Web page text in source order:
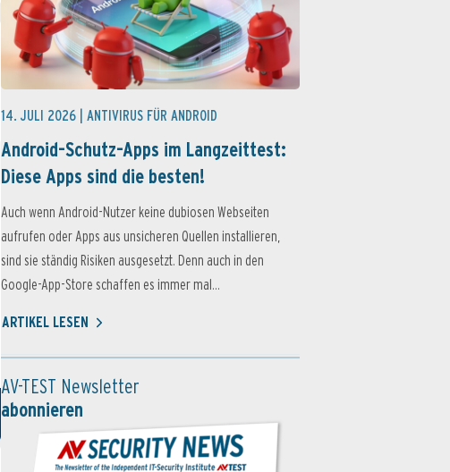
14. JULI 2026 | ANTIVIRUS FÜR ANDROID
Android-Schutz-Apps im Langzeittest:
Diese Apps sind die besten!
Auch wenn Android-Nutzer keine dubiosen Webseiten
aufrufen oder Apps aus unsicheren Quellen installieren,
sind sie ständig Risiken ausgesetzt. Denn auch in den
Google-App-Store schaffen es immer mal...
ARTIKEL LESEN
AV-TEST Newsletter
abonnieren